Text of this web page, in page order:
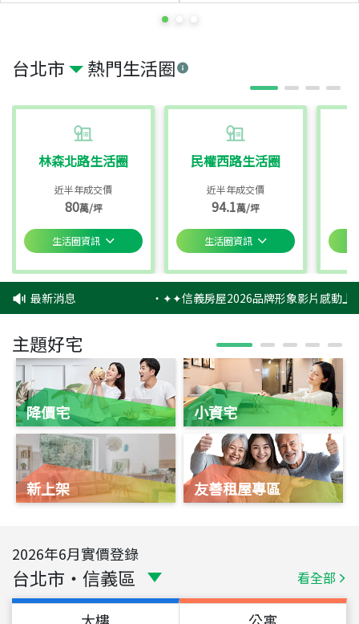
台北市 熱門生活圈
林森北路生活圈
近半年成交價
80萬/坪
生活圈資訊
民權西路生活圈
近半年成交價
94.1萬/坪
生活圈資訊
最新消息 ‧✦✦信義房屋2026品牌形象影片感動上
主題好宅
降價宅
新上架
小資宅
友善租屋專區
2026年6月實價登錄
台北市 ・ 信義區 看全部
大樓 公寓